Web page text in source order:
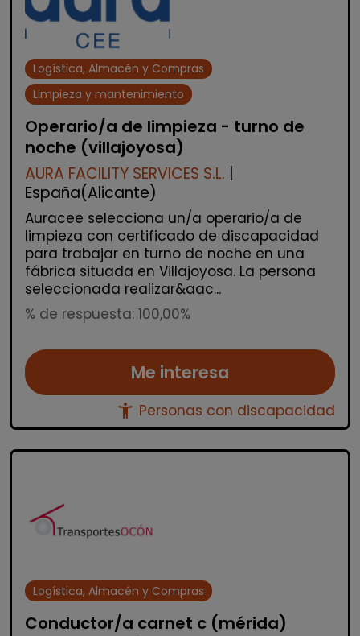
Logística, Almacén y Compras
Limpieza y mantenimiento
Operario/a de limpieza - turno de
noche (villajoyosa)
AURA FACILITY SERVICES S.L.
España(Alicante)
Auracee selecciona un/a operario/a de
limpieza con certificado de discapacidad
para trabajar en turno de noche en una
fábrica situada en Villajoyosa. La persona
seleccionada realizar&aac...
% de respuesta: 100,00%
Me interesa
accessibility_new Personas con discapacidad
Logística, Almacén y Compras
Conductor/a carnet c (mérida)